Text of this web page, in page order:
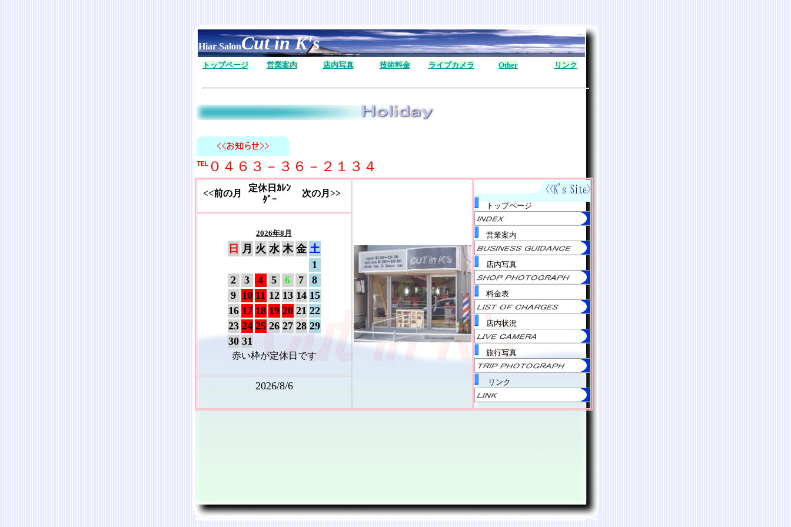
Hiar SalonCut in K's
トップページ 営業案内 店内写真 技術料金 ライブカメラ Other リンク
℡０４６３－３６－２１３４
<<前の月
定休日 ｶﾚﾝ
ﾀﾞｰ
次の月>>
トップページ
営業案内
店内写真
料金表
店内状況
旅行写真
リンク
2026年8月
日 月 火 水 木 金 土
1
2
3 4 5 6 7
8
9 10 11 12 13 14 15
16 17 18 19 20 21 22
23 24 25 26 27 28 29
30 31
赤い枠が定休日です
2026/8/6